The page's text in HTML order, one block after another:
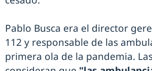
Pablo Busca era el director
112 y responsable de las
primera ola de la pandemia.